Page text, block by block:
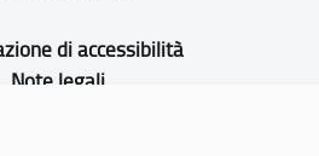
di accessibilità
Note legali